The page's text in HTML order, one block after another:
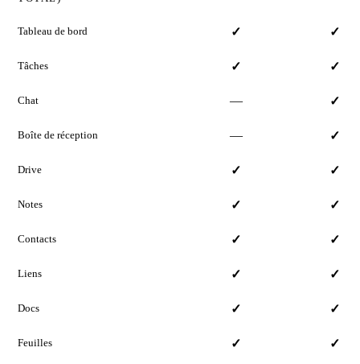
Tableau de bord ✓ ✓
Tâches ✓ ✓
Chat — ✓
Boîte de réception — ✓
Drive ✓ ✓
Notes ✓ ✓
Contacts ✓ ✓
Liens ✓ ✓
Docs ✓ ✓
Feuilles ✓ ✓